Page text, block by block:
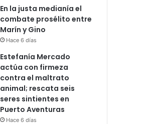
En la justa medianía el
combate prosélito entre
Marín y Gino
Hace 6 días
Estefanía Mercado
actúa con firmeza
contra el maltrato
animal; rescata seis
seres sintientes en
Puerto Aventuras
Hace 6 días